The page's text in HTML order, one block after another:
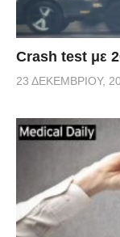
Crash test με
23 ΔΕΚΕΜΒΡΊΟΥ,